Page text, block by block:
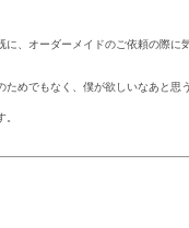
に、オーダーメイドのご依頼の際に
めでもなく、僕が欲しいなあと思う